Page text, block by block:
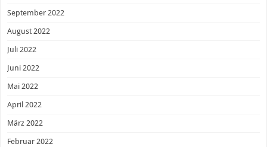
September 2022
August 2022
Juli 2022
Juni 2022
Mai 2022
April 2022
März 2022
Februar 2022